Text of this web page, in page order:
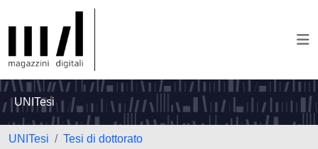
UNITesi
UNITesi
Tesi di dottorato